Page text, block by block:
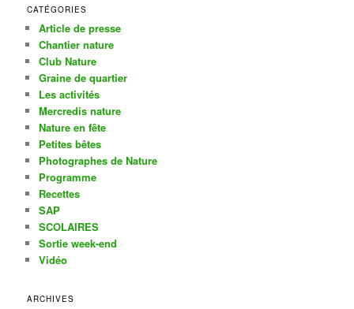
CATÉGORIES
Article de presse
Chantier nature
Club Nature
Graine de quartier
Les activités
Mercredis nature
Nature en fête
Petites bêtes
Photographes de Nature
Programme
Recettes
SAP
SCOLAIRES
Sortie week-end
Vidéo
ARCHIVES